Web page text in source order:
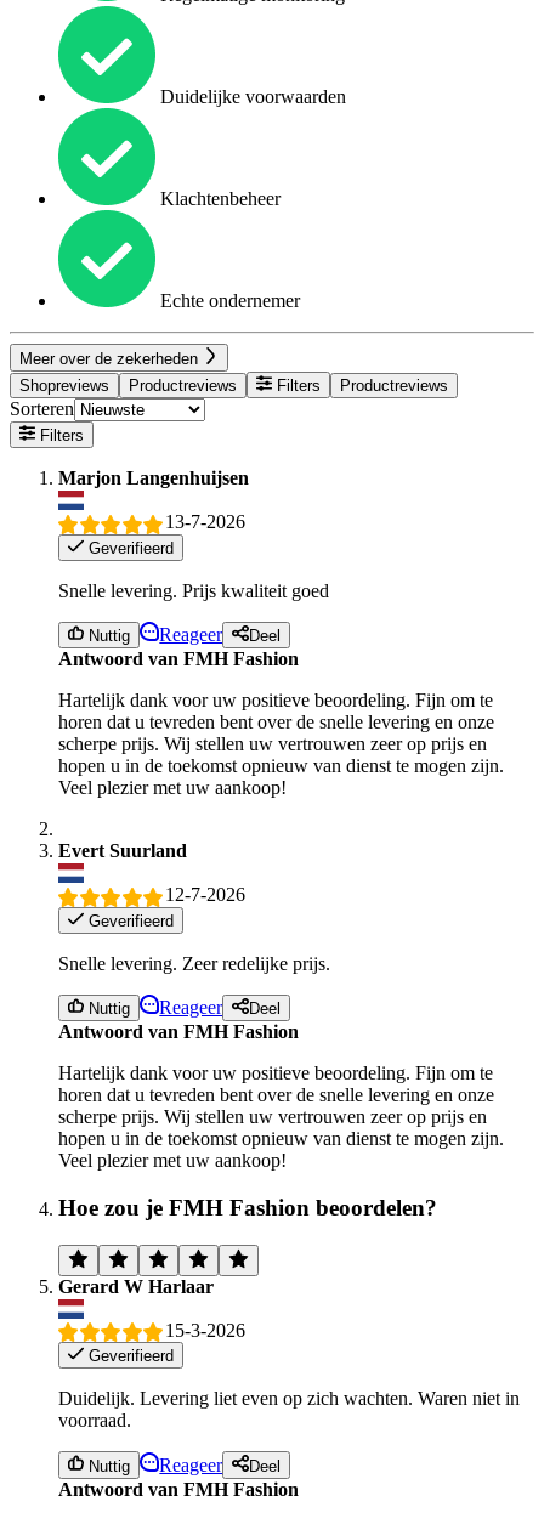
Duidelijke voorwaarden
Klachtenbeheer
Echte ondernemer
Meer over de zekerheden
Shopreviews
Productreviews Filters Productreviews
Sorteren
Filters
Marjon Langenhuijsen
13-7-2026
Geverifieerd
Snelle levering. Prijs kwaliteit goed
Nuttig Reageer Deel
Antwoord van FMH Fashion
Hartelijk dank voor uw positieve beoordeling. Fijn om te
horen dat u tevreden bent over de snelle levering en onze
scherpe prijs. Wij stellen uw vertrouwen zeer op prijs en
hopen u in de toekomst opnieuw van dienst te mogen zijn.
Veel plezier met uw aankoop!
Evert Suurland
12-7-2026
Geverifieerd
Snelle levering. Zeer redelijke prijs.
Nuttig Reageer Deel
Antwoord van FMH Fashion
Hartelijk dank voor uw positieve beoordeling. Fijn om te
horen dat u tevreden bent over de snelle levering en onze
scherpe prijs. Wij stellen uw vertrouwen zeer op prijs en
hopen u in de toekomst opnieuw van dienst te mogen zijn.
Veel plezier met uw aankoop!
Hoe zou je FMH Fashion beoordelen?
Gerard W Harlaar
15-3-2026
Geverifieerd
Duidelijk. Levering liet even op zich wachten. Waren niet in
voorraad.
Nuttig Reageer Deel
Antwoord van FMH Fashion